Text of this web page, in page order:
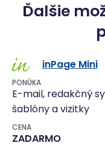
Ďalšie
inPage Mini
PONÚKA
E-mail, redakčný
šablóny a vizitky
CENA
ZADARMO